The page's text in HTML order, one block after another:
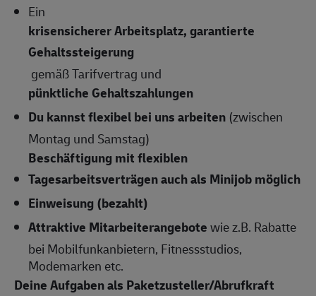
Ein
krisensicherer Arbeitsplatz, garantierte
Gehaltssteigerung
gemäß Tarifvertrag und
pünktliche Gehaltszahlungen
Du kannst flexibel bei uns arbeiten (zwischen
Montag und Samstag)
Beschäftigung mit flexiblen
Tagesarbeitsverträgen auch als Minijob möglich
Einweisung (bezahlt)
Attraktive Mitarbeiterangebotewie z.B. Rabatte
bei Mobilfunkanbietern, Fitnessstudios,
Modemarken etc.
Deine Aufgaben als Paketzusteller/Abrufkraft